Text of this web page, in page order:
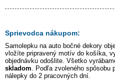
Sprievodca nákupom:
Samolepku na auto bočné dekory
vložíte pripravený motív do košíka,
objednávku odošlite. Všetko
skladom. Podľa zvoleného spôsobu
nálepky do 2 pracovných dní.